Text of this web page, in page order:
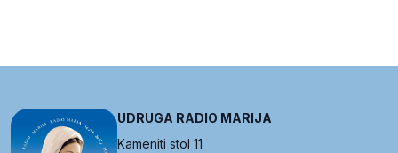
UDRUGA RADIO MARIJA
Kameniti stol 11